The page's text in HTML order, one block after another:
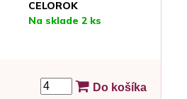
CELOROK
Na sklade 2 ks
Do košíka